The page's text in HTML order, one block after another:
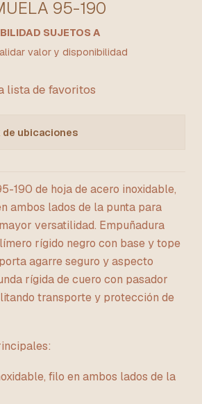
95-190
SUJETOS A
valor y disponibilidad
lista de favoritos
ubicaciones
190 de hoja de acero inoxidable,
ambos lados de la punta para
versatilidad. Empuñadura
rígido negro con base y tope
agarre seguro y aspecto
rígida de cuero con pasador
transporte y protección de
filo en ambos lados de la